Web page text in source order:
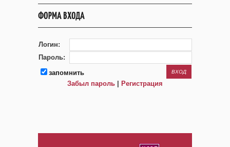
ФОРМА ВХОДА
Логин:
Пароль:
запомнить
Забыл пароль
Регистрация